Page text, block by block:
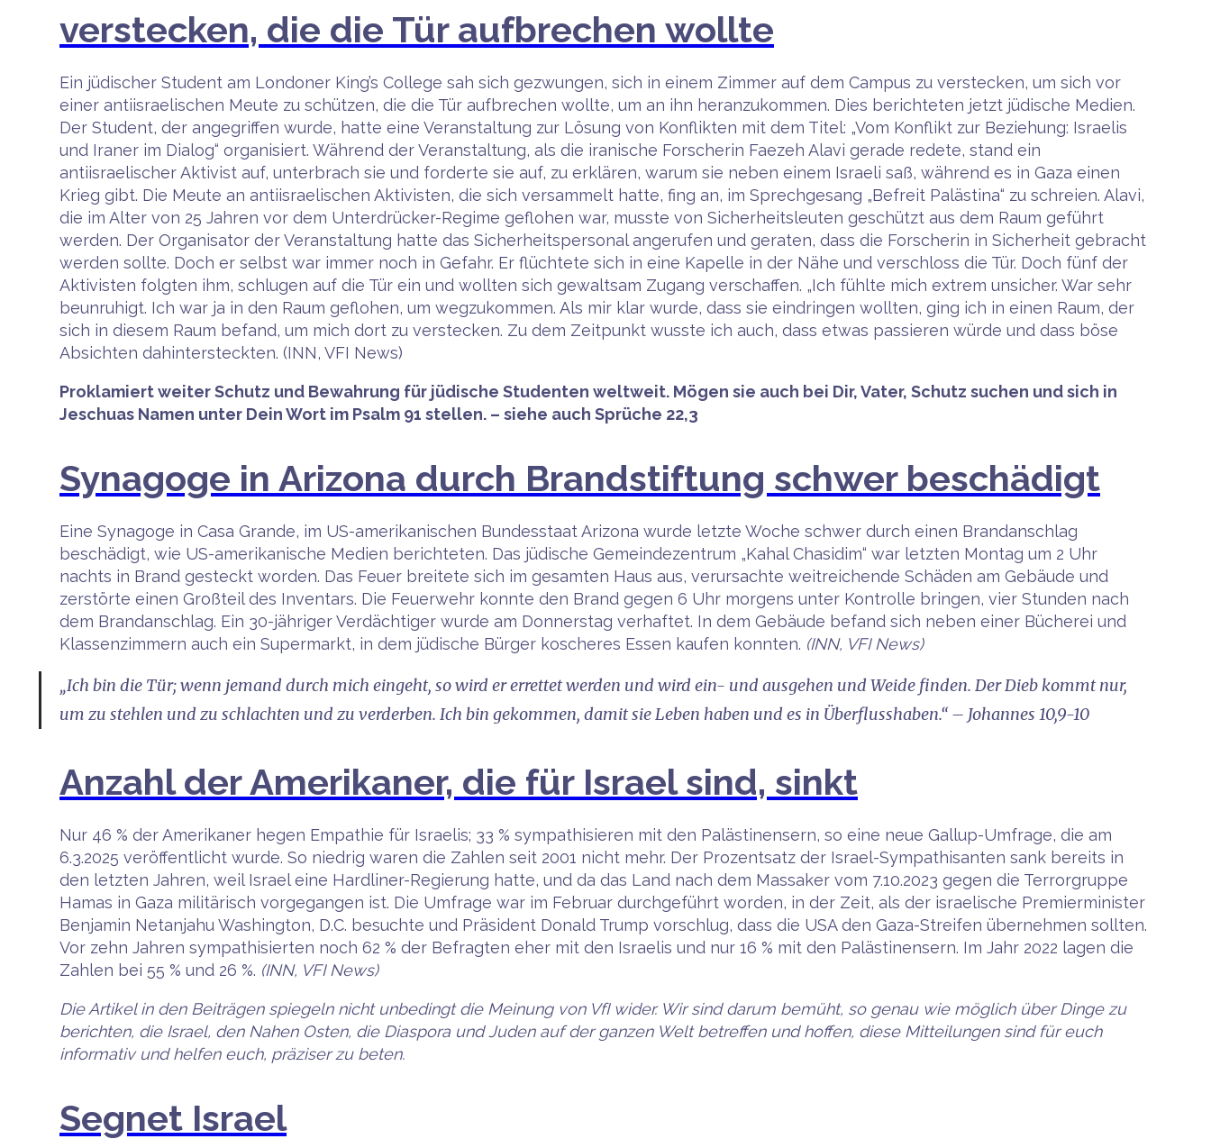
verstecken, die die Tür aufbrechen wollte
Ein jüdischer Student am Londoner King’s College sah sich gezwungen, sich in einem Zimmer auf dem Campus zu verstecken, um sich vor
einer antiisraelischen Meute zu schützen, die die Tür aufbrechen wollte, um an ihn heranzukommen. Dies berichteten jetzt jüdische Medien.
Der Student, der angegriffen wurde, hatte eine Veranstaltung zur Lösung von Konflikten mit dem Titel: „Vom Konflikt zur Beziehung: Israelis
und Iraner im Dialog“ organisiert. Während der Veranstaltung, als die iranische Forscherin Faezeh Alavi gerade redete, stand ein
antiisraelischer Aktivist auf, unterbrach sie und forderte sie auf, zu erklären, warum sie neben einem Israeli saß, während es in Gaza einen
Krieg gibt. Die Meute an antiisraelischen Aktivisten, die sich versammelt hatte, fing an, im Sprechgesang „Befreit Palästina“ zu schreien. Alavi,
die im Alter von 25 Jahren vor dem Unterdrücker-Regime geflohen war, musste von Sicherheitsleuten geschützt aus dem Raum geführt
werden. Der Organisator der Veranstaltung hatte das Sicherheitspersonal angerufen und geraten, dass die Forscherin in Sicherheit gebracht
werden sollte. Doch er selbst war immer noch in Gefahr. Er flüchtete sich in eine Kapelle in der Nähe und verschloss die Tür. Doch fünf der
Aktivisten folgten ihm, schlugen auf die Tür ein und wollten sich gewaltsam Zugang verschaffen. „Ich fühlte mich extrem unsicher. War sehr
beunruhigt. Ich war ja in den Raum geflohen, um wegzukommen. Als mir klar wurde, dass sie eindringen wollten, ging ich in einen Raum, der
sich in diesem Raum befand, um mich dort zu verstecken. Zu dem Zeitpunkt wusste ich auch, dass etwas passieren würde und dass böse
Absichten dahintersteckten. (INN, VFI News)
Proklamiert weiter Schutz und Bewahrung für jüdische Studenten weltweit. Mögen sie auch bei Dir, Vater, Schutz suchen und sich in
Jeschuas Namen unter Dein Wort im Psalm 91 stellen. – siehe auch Sprüche 22,3
Synagoge in Arizona durch Brandstiftung schwer beschädigt
Eine Synagoge in Casa Grande, im US-amerikanischen Bundesstaat Arizona wurde letzte Woche schwer durch einen Brandanschlag
beschädigt, wie US-amerikanische Medien berichteten. Das jüdische Gemeindezentrum „Kahal Chasidim“ war letzten Montag um 2 Uhr
nachts in Brand gesteckt worden. Das Feuer breitete sich im gesamten Haus aus, verursachte weitreichende Schäden am Gebäude und
zerstörte einen Großteil des Inventars. Die Feuerwehr konnte den Brand gegen 6 Uhr morgens unter Kontrolle bringen, vier Stunden nach
dem Brandanschlag. Ein 30-jähriger Verdächtiger wurde am Donnerstag verhaftet. In dem Gebäude befand sich neben einer Bücherei und
Klassenzimmern auch ein Supermarkt, in dem jüdische Bürger koscheres Essen kaufen konnten. (INN, VFI News)
„Ich bin die Tür; wenn jemand durch mich eingeht, so wird er errettet werden und wird ein- und ausgehen und Weide finden. Der Dieb kommt nur,
um zu stehlen und zu schlachten und zu verderben. Ich bin gekommen, damit sie Leben haben und es in Überflusshaben.“ – Johannes 10,9-10
Anzahl der Amerikaner, die für Israel sind, sinkt
Nur 46 % der Amerikaner hegen Empathie für Israelis; 33 % sympathisieren mit den Palästinensern, so eine neue Gallup-Umfrage, die am
6.3.2025 veröffentlicht wurde. So niedrig waren die Zahlen seit 2001 nicht mehr. Der Prozentsatz der Israel-Sympathisanten sank bereits in
den letzten Jahren, weil Israel eine Hardliner-Regierung hatte, und da das Land nach dem Massaker vom 7.10.2023 gegen die Terrorgruppe
Hamas in Gaza militärisch vorgegangen ist. Die Umfrage war im Februar durchgeführt worden, in der Zeit, als der israelische Premierminister
Benjamin Netanjahu Washington, D.C. besuchte und Präsident Donald Trump vorschlug, dass die USA den Gaza-Streifen übernehmen sollten.
Vor zehn Jahren sympathisierten noch 62 % der Befragten eher mit den Israelis und nur 16 % mit den Palästinensern. Im Jahr 2022 lagen die
Zahlen bei 55 % und 26 %. (INN, VFI News)
Die Artikel in den Beiträgen spiegeln nicht unbedingt die Meinung von VfI wider. Wir sind darum bemüht, so genau wie möglich über Dinge zu
berichten, die Israel, den Nahen Osten, die Diaspora und Juden auf der ganzen Welt betreffen und hoffen, diese Mitteilungen sind für euch
informativ und helfen euch, präziser zu beten.
Segnet Israel